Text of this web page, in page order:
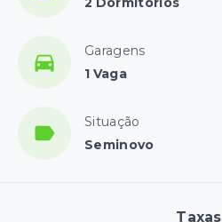
Garagens
1 Vaga
Situação
Seminovo
Taxas